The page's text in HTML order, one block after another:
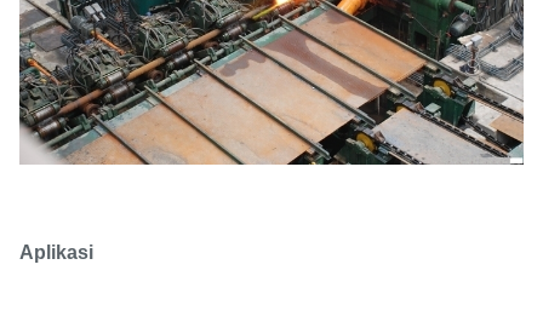
Aplikasi